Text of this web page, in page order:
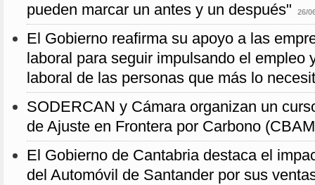
pueden marcar un antes y un después"
26/
El Gobierno reafirma su apoyo a las
laboral para seguir impulsando el empleo
laboral de las personas que más lo
SODERCAN y Cámara organizan un
de Ajuste en Frontera por Carbono
El Gobierno de Cantabria destaca el
del Automóvil de Santander por sus